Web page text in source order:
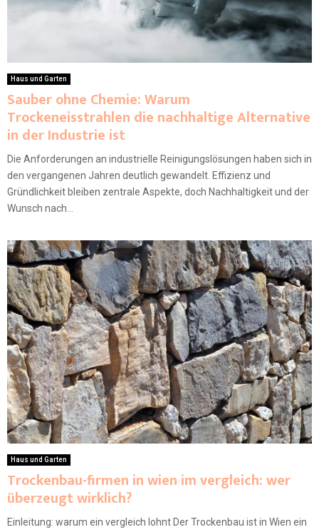
Haus und Garten
Sauber ohne Chemie: Warum
Trockeneisstrahlen die nachhaltige Alternative
in der Industrie ist
Die Anforderungen an industrielle Reinigungslösungen haben sich in
den vergangenen Jahren deutlich gewandelt. Effizienz und
Gründlichkeit bleiben zentrale Aspekte, doch Nachhaltigkeit und der
Wunsch nach...
Haus und Garten
Trockenbau-firmen in wien im vergleich: wer
überzeugt wirklich?
Einleitung: warum ein vergleich lohnt Der Trockenbau ist in Wien ein